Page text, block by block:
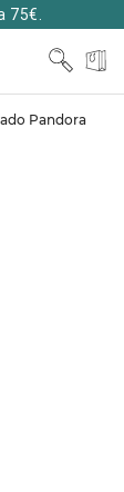
75€.
Pandora